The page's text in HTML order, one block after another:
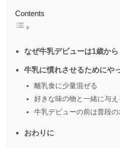
Contents
なぜ牛乳デビューは1歳から
牛乳に慣れさせるためにや
離乳食に少量混ぜる
好きな味の物と一緒に与え
牛乳デビューの前は普段
おわりに